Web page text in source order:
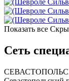
Показать все
Сеть